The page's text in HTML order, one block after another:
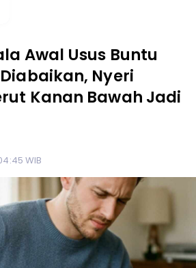
Awal Usus Buntu
Nyeri
Kanan Bawah Jadi
WIB